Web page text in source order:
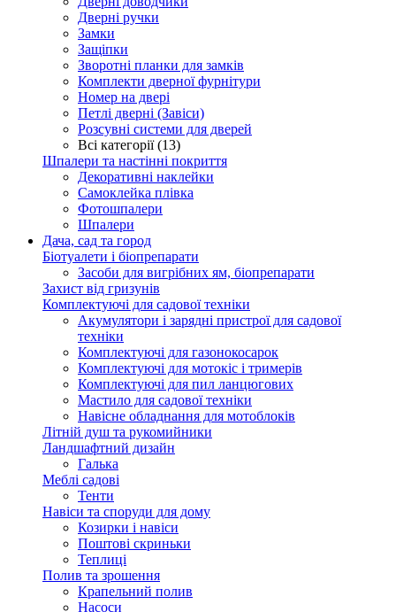
Дверні ручки
Замки
Защіпки
Зворотні планки для замків
Комплекти дверної фурнітури
Номер на двері
Петлі дверні (Завіси)
Розсувні системи для дверей
Всі категорії (13)
Шпалери та настінні покриття
Декоративні наклейки
Самоклейка плівка
Фотошпалери
Шпалери
Дача, сад та город
Біотуалети і біопрепарати
Засоби для вигрібних ям, біопрепарати
Захист від гризунів
Комплектуючі для садової техніки
Акумулятори і зарядні пристрої для садової
техніки
Комплектуючі для газонокосарок
Комплектуючі для мотокіс і тримерів
Комплектуючі для пил ланцюгових
Мастило для садової техніки
Навісне обладнання для мотоблоків
Літній душ та рукомийники
Ландшафтний дизайн
Галька
Меблі садові
Тенти
Навіси та споруди для дому
Козирки і навіси
Поштові скриньки
Теплиці
Полив та зрошення
Крапельний полив
Насоси